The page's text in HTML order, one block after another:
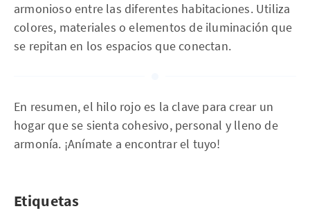
armonioso entre las diferentes habitaciones. Utiliza
colores, materiales o elementos de iluminación que
se repitan en los espacios que conectan.
En resumen, el hilo rojo es la clave para crear un
hogar que se sienta cohesivo, personal y lleno de
armonía. ¡Anímate a encontrar el tuyo!
Etiquetas